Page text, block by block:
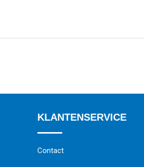
KLANTENSERVICE
Contact